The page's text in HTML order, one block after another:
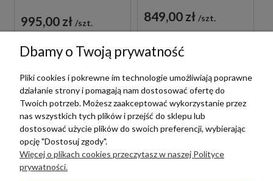
995,00 zł szt. 849,00 zł szt.
Palazzani
Dbamy o Twoją prywatność
Pliki cookies i pokrewne im technologie umożliwiają poprawne
działanie strony i pomagają nam dostosować ofertę do
Twoich potrzeb. Możesz zaakceptować wykorzystanie przez
nas wszystkich tych plików i przejść do sklepu lub
dostosować użycie plików do swoich preferencji, wybierając
opcję "Dostosuj zgody".
Więcej o plikach cookies przeczytasz w naszej Polityce
prywatności.